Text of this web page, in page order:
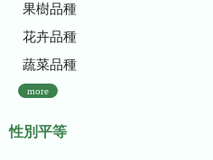
果樹品種
花卉品種
蔬菜品種
more
性別平等